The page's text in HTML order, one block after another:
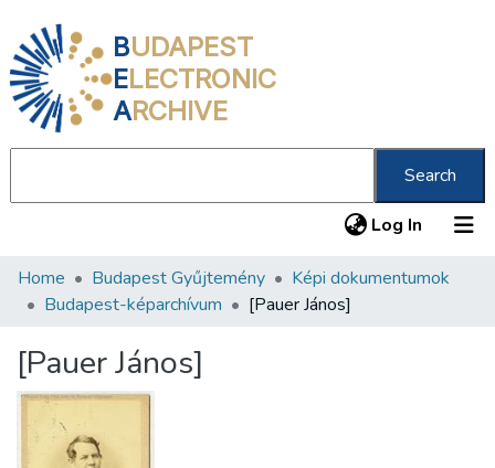
BUDAPEST
ELECTRONIC
ARCHIVE
Search
Log In (current)
Communities & Collections
Statistics
About us
Home Budapest Gyűjtemény
Képi dokumentumok
Budapest-képarchívum
[Pauer János]
[Pauer János]